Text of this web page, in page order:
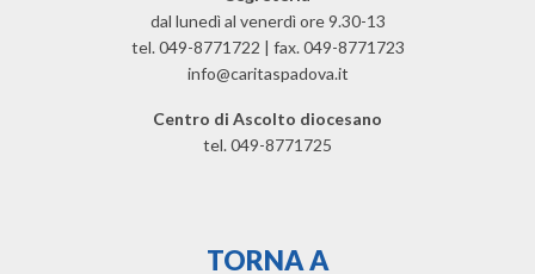
dal lunedì al venerdì ore 9.30-13
tel. 049-8771722 | fax. 049-8771723
info@caritaspadova.it
Centro di Ascolto diocesano
tel. 049-8771725
TORNA A